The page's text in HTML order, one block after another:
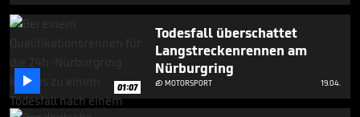
 01:07
Todesfall überschattet
Langstreckenrennen am
Nürburgring
MOTORSPORT 19.04.